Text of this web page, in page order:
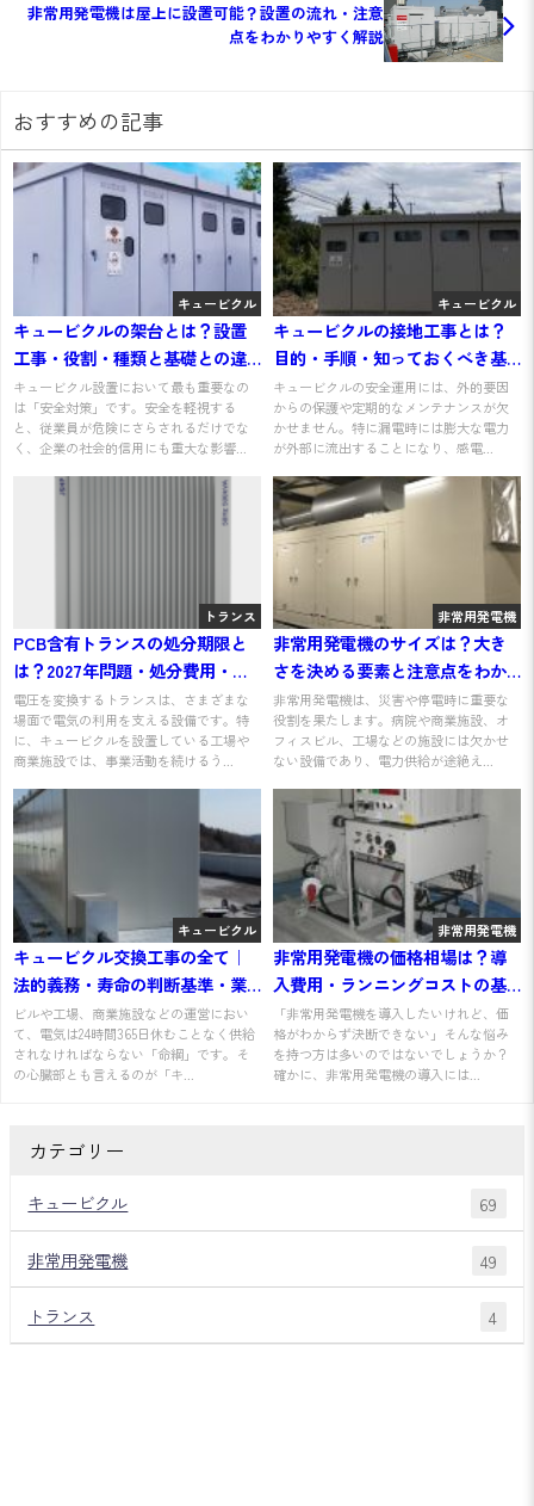
非常用発電機は屋上に設置可能？設置の流れ・注意
点をわかりやすく解説
おすすめの記事
キュービクル
キュービクルの架台とは？設置
工事・役割・種類と基礎との違
いを解説
キュービクル設置において最も重要なの
は「安全対策」です。安全を軽視する
と、従業員が危険にさらされるだけでな
く、企業の社会的信用にも重大な影響...
キュービクル
キュービクルの接地工事とは？
目的・手順・知っておくべき基
本情報を解説
キュービクルの安全運用には、外的要因
からの保護や定期的なメンテナンスが欠
かせません。特に漏電時には膨大な電力
が外部に流出することになり、感電...
トランス
PCB含有トランスの処分期限と
は？2027年問題・処分費用・入
れ替えまで解説
電圧を変換するトランスは、さまざまな
場面で電気の利用を支える設備です。特
に、キュービクルを設置している工場や
商業施設では、事業活動を続けるう...
非常用発電機
非常用発電機のサイズは？大き
さを決める要素と注意点をわか
りやすく解説
非常用発電機は、災害や停電時に重要な
役割を果たします。病院や商業施設、オ
フィスビル、工場などの施設には欠かせ
ない設備であり、電力供給が途絶え...
キュービクル
キュービクル交換工事の全て｜
法的義務・寿命の判断基準・業
者選定方法を分かりやすく解説
ビルや工場、商業施設などの運営におい
て、電気は24時間365日休むことなく供給
されなければならない「命綱」です。そ
の心臓部とも言えるのが「キ...
非常用発電機
非常用発電機の価格相場は？導
入費用・ランニングコストの基
礎知識
「非常用発電機を導入したいけれど、価
格がわからず決断できない」そんな悩み
を持つ方は多いのではないでしょうか？
確かに、非常用発電機の導入には...
カテゴリー
キュービクル 69
非常用発電機 49
トランス 4